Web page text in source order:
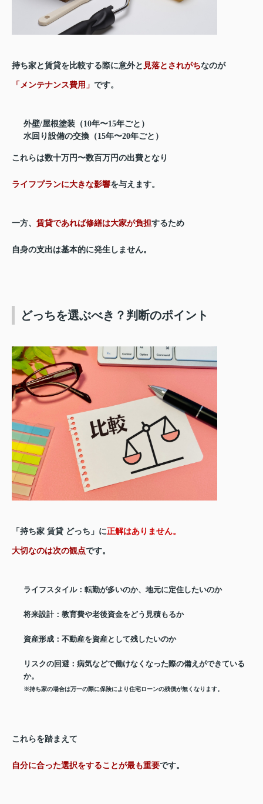
持ち家と賃貸を比較する際に意外と 見落とされがちなのが
「メンテナンス費用」 です。
外壁/屋根塗装（10年〜15年ごと）
水回り設備の交換（15年〜20年ごと）
これらは数十万円〜数百万円の出費となり
ライフプランに大きな影響を与えます。
一方、 賃貸であれば修繕は大家が負担するため
自身の支出は基本的に発生しません。
どっちを選ぶべき？判断のポイント
「持ち家 賃貸 どっち」に正解はありません。
大切なのは次の観点です。
ライフスタイル：転勤が多いのか、地元に定住したいのか
将来設計：教育費や老後資金をどう見積もるか
資産形成 ：不動産を資産として残したいのか
リスクの回避 ：病気などで働けなくなった際の備えができている
か。
※持ち家の場合は万一の際に保険により住宅ローンの残債が無くなります。
これらを踏まえて
自分に合った選択をすることが最も重要です。